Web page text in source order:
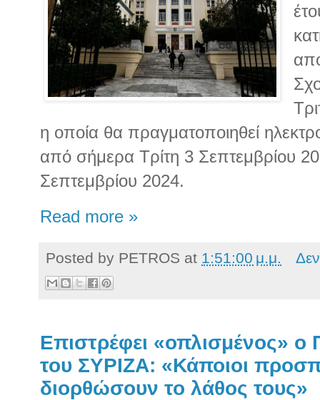
η οποία θα πραγματοποιηθεί
από σήμερα Τρίτη 3 Σεπτεμβρίου
Σεπτεμβρίου 2024.
Read more »
Posted by PETROS at 1:51:00 μ.μ.
Επιστρέφει «οπλισμένος»
του ΣΥΡΙΖΑ: «Κάποιοι
διορθώσουν το λάθος τους»